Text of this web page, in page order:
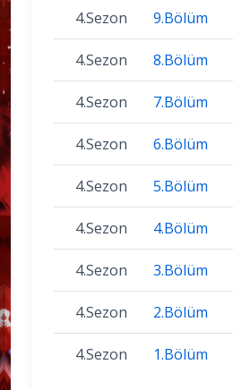
4.Sezon 9.Bölüm
4.Sezon 8.Bölüm
4.Sezon 7.Bölüm
4.Sezon 6.Bölüm
4.Sezon 5.Bölüm
4.Sezon 4.Bölüm
4.Sezon 3.Bölüm
4.Sezon 2.Bölüm
4.Sezon 1.Bölüm